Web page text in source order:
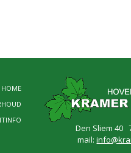
HOME
Den Sliem 40
mail: